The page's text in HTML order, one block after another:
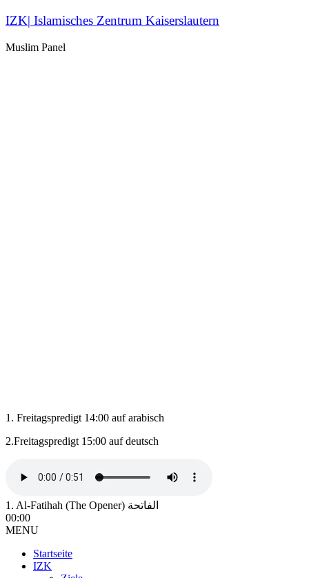
IZK| Islamisches Zentrum Kaiserslautern
Muslim Panel
1. Freitagspredigt 14:00 auf arabisch
2.Freitagspredigt 15:00 auf deutsch
1. Al-Fatihah (The Opener) الفاتحة
00:00
MENU
Startseite
IZK